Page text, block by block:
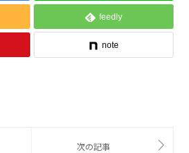
feedly
note